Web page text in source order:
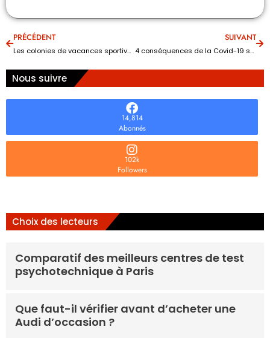
PRÉCÉDENT
Les colonies de vacances sportives pour les fans de moto
SUIVANT
4 conséquences de la Covid-19 sur l’assurance auto
Nous suivre
14,814
Abonnés
102k
Followers
Choix des lecteurs
Comparatif des meilleurs centres de test
psychotechnique à Paris
Que faut-il vérifier avant d’acheter une
Audi d’occasion ?